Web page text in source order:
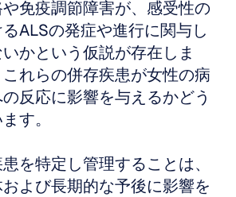
免疫調節障害が、感受性の
ALSの発症や進行に関与し
かという仮説が存在しま
れらの併存疾患が女性の病
反応に影響を与えるかどう
す。
を特定し管理することは、
よび長期的な予後に影響を